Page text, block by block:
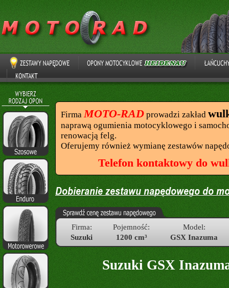
FirmaMOTO-RAD prowadzi zakład
naprawą ogumienia motocyklowego i
renowacją felg.
Oferujemy również wymianę zestawów
Telefon kontaktowy do
Firma:
Suzuki
Pojemność:
1200 cm³
Model:
GSX Inazuma
Suzuki GSX